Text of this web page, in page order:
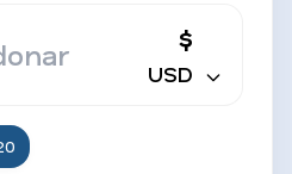
$
USD